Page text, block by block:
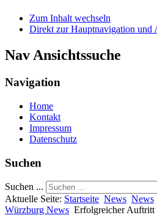
Zum Inhalt wechseln
Direkt zur Hauptnavigation und
Nav Ansichtssuche
Navigation
Home
Kontakt
Impressum
Datenschutz
Suchen
Suchen ...
Aktuelle Seite: Startseite News News
Würzburg News Erfolgreicher Auftritt